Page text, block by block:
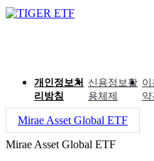
개인정보처
리방침
신용정보활
용체제
이
약
Mirae Asset Global ETF
Mirae Asset Global ETF